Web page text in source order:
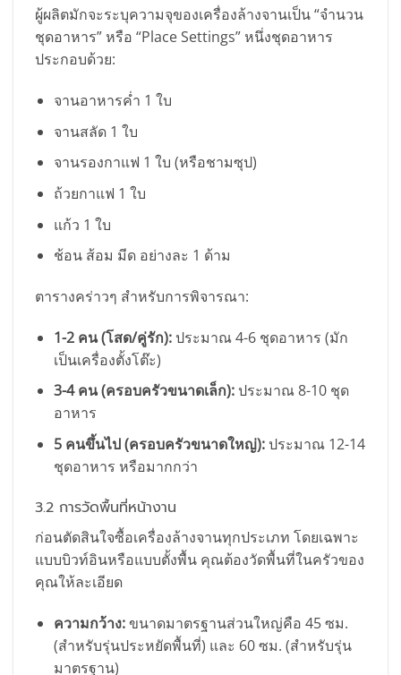
ผู้ผลิตมักจะระบุความจุของเครื่องล้างจานเป็น “จำนวน
ชุดอาหาร” หรือ “Place Settings” หนึ่งชุดอาหาร
ประกอบด้วย:
จานอาหารค่ำ 1 ใบ
จานสลัด 1 ใบ
จานรองกาแฟ 1 ใบ (หรือชามซุป)
ถ้วยกาแฟ 1 ใบ
แก้ว 1 ใบ
ช้อน ส้อม มีด อย่างละ 1 ด้าม
ตารางคร่าวๆ สำหรับการพิจารณา:
1-2 คน (โสด/คู่รัก):ประมาณ 4-6 ชุดอาหาร (มัก
เป็นเครื่องตั้งโต๊ะ)
3-4 คน (ครอบครัวขนาดเล็ก):ประมาณ 8-10 ชุด
อาหาร
5 คนขึ้นไป (ครอบครัวขนาดใหญ่):ประมาณ 12-14
ชุดอาหาร หรือมากกว่า
3.2 การวัดพื้นที่หน้างาน
ก่อนตัดสินใจซื้อเครื่องล้างจานทุกประเภท โดยเฉพาะ
แบบบิวท์อินหรือแบบตั้งพื้น คุณต้องวัดพื้นที่ในครัวของ
คุณให้ละเอียด
ความกว้าง:ขนาดมาตรฐานส่วนใหญ่คือ 45 ซม.
(สำหรับรุ่นประหยัดพื้นที่) และ 60 ซม. (สำหรับรุ่น
มาตรฐาน)